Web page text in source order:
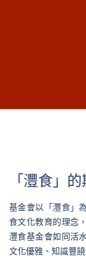
「灃食」
基金會以「灃食」
食文化教育的理念
灃食基金會如同活
文化優雅、知識豐